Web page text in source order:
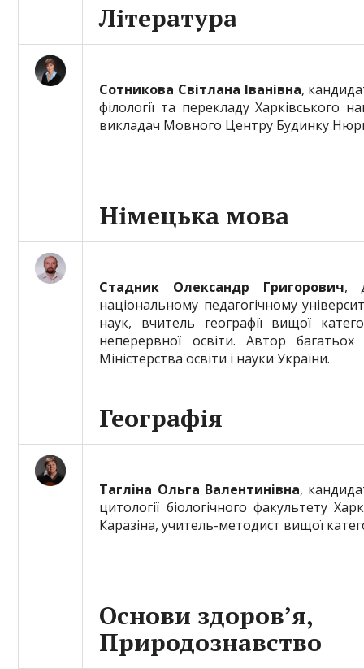
Література
Сотникова Світлана Іванівна,
філології та перекладу Харківського
викладач Мовного Центру Будинку
Німецька мова
Стадник Олександр Григорович,
національному педагогічному
наук, вчитель географії вищої
неперервної освіти. Автор
Міністерства освіти і науки України.
Географія
Тагліна Ольга Валентинівна,
цитології біологічного факультету
Каразіна, учитель-методист вищої
Основи здоров’я,
Природознавство